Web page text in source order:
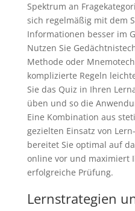
Spektrum an
sich regelmäßig mit dem
Informationen besser im
Nutzen Sie
Methode oder
komplizierte Regeln
Sie das Quiz in Ihren
üben und so die
Eine Kombination aus
gezielten Einsatz von
bereitet Sie optimal auf
online vor und maximiert
erfolgreiche Prüfung.
Lernstrategien